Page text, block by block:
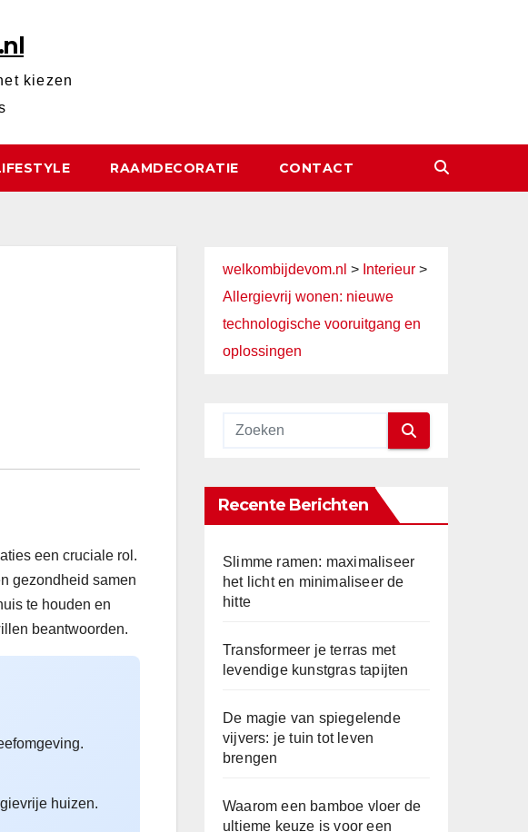
kiezen
RAAMDECORATIE CONTACT
een cruciale rol.
gezondheid samen
te houden en
beantwoorden.
huizen.
welkombijdevom.nl > Interieur >
Allergievrij wonen: nieuwe
technologische vooruitgang en
oplossingen
Recente Berichten
Slimme ramen: maximaliseer
het licht en minimaliseer de
hitte
Transformeer je terras met
levendige kunstgras tapijten
De magie van spiegelende
vijvers: je tuin tot leven
brengen
Waarom een bamboe vloer de
ultieme keuze is voor een